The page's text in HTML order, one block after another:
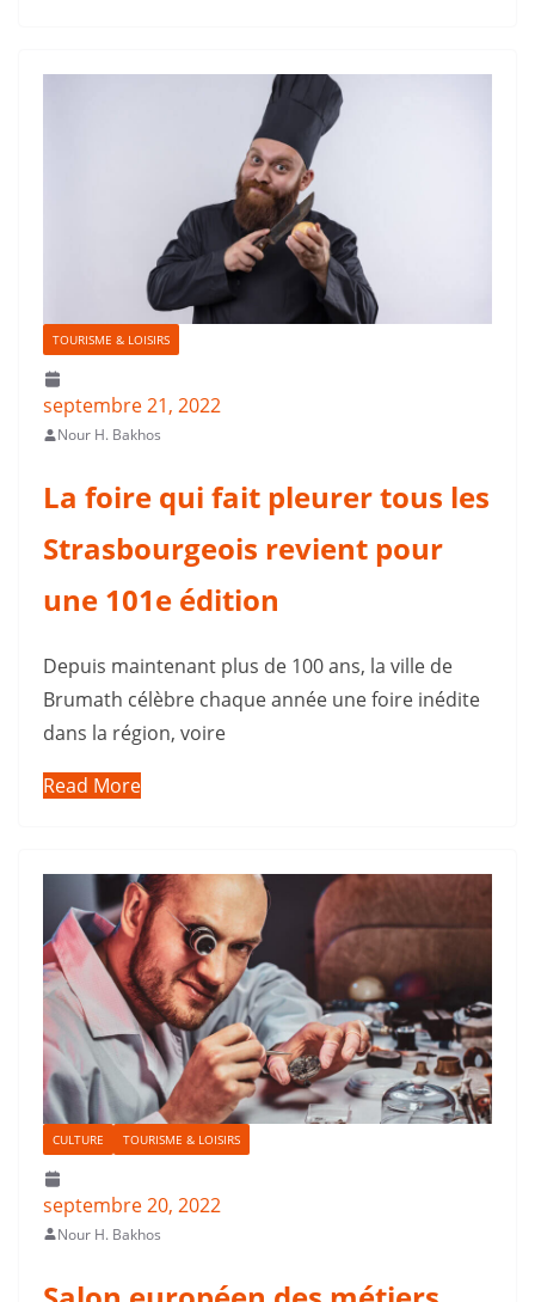
TOURISME & LOISIRS
septembre 21, 2022
Nour H. Bakhos
La foire qui fait pleurer tous les
Strasbourgeois revient pour
une 101e édition
Depuis maintenant plus de 100 ans, la ville de
Brumath célèbre chaque année une foire inédite
dans la région, voire
Read More
CULTURE TOURISME & LOISIRS
septembre 20, 2022
Nour H. Bakhos